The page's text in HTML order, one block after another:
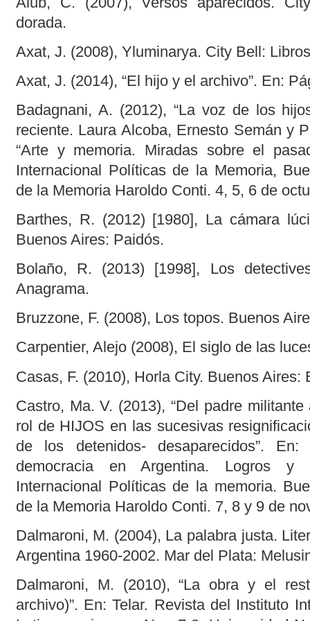
dorada.
Axat, J. (2008), Yluminarya. City Bell:
Axat, J. (2014), “El hijo y el archivo”. En:
Badagnani, A. (2012), “La voz de los
reciente. Laura Alcoba, Ernesto Semán y
“Arte y memoria. Miradas sobre el
Internacional Políticas de la Memoria,
de la Memoria Haroldo Conti. 4, 5, 6 de
Barthes, R. (2012) [1980], La cámara
Buenos Aires: Paidós.
Bolaño, R. (2013) [1998], Los
Anagrama.
Bruzzone, F. (2008), Los topos. Buenos
Carpentier, Alejo (2008), El siglo de las
Casas, F. (2010), Horla City. Buenos Aires:
Castro, Ma. V. (2013), “Del padre
rol de HIJOS en las sucesivas
de los detenidos- desaparecidos”.
democracia en Argentina. Logros y
Internacional Políticas de la memoria.
de la Memoria Haroldo Conti. 7, 8 y 9 de
Dalmaroni, M. (2004), La palabra justa.
Argentina 1960-2002. Mar del Plata:
Dalmaroni, M. (2010), “La obra y el
archivo)”. En: Telar. Revista del Instituto